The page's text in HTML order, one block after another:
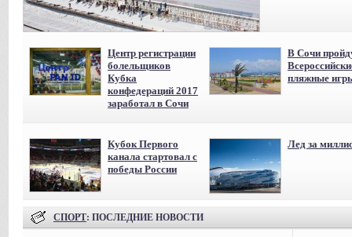
Центр регистрации
болельщиков
Кубка
конфедераций 2017
заработал в Сочи
В Сочи
пляжные
Кубок Первого
канала стартовал с
победы России
Лед за
СПОРТ: ПОСЛЕДНИЕ НОВОСТИ